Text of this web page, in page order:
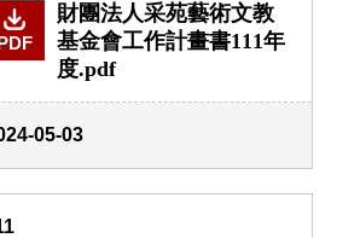
財團法人采苑藝術文教
基金會工作計畫書111年
度.pdf
05-03